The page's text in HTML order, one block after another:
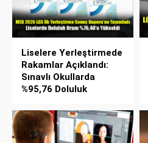
Liselere Yerleştirmede
Rakamlar Açıklandı:
Sınavlı Okullarda
%95,76 Doluluk